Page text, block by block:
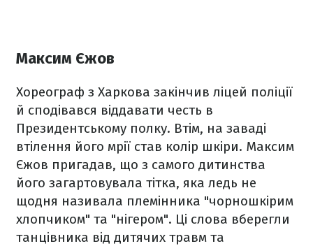
Максим Єжов
Хореограф з Харкова закінчив ліцей поліції
й сподівався віддавати честь в
Президентському полку. Втім, на заваді
втілення його мрії став колір шкіри. Максим
Єжов пригадав, що з самого дитинства
його загартовувала тітка, яка ледь не
щодня називала племінника "чорношкірим
хлопчиком" та "нігером". Ці слова вберегли
танцівника від дитячих травм та